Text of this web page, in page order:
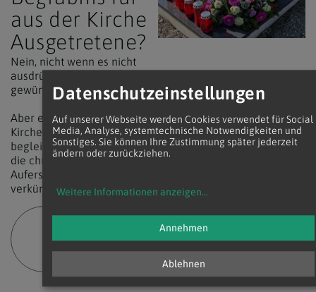
aus der Kirche
Ausgetretene?
Nein, nicht wenn es nicht
ausdrücklich vor dem Tod
gewünscht wurde.
Aber es bleibt Aufgabe der
Kirche, die Trauernden zu
begleiten und zu trösten und
die christliche
Auferstehungshoffnung zu
verkünden.
SEELSORGLICHEN
BEGLEITUNG
Datenschutzeinstellungen
Auf unserer Webseite werden Cookies verwendet für Social
Media, Analyse, systemtechnische Notwendigkeiten und
Sonstiges. Sie können Ihre Zustimmung später jederzeit
ändern oder zurückziehen.
Weitere Informationen anzeigen...
Ablehnen
Annehmen